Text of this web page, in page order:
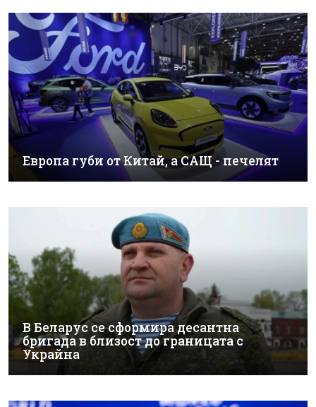
Европа губи от Китай, а САЩ - печелят
В Беларус се сформира десантна
бригада в близост до границата с
Украйна